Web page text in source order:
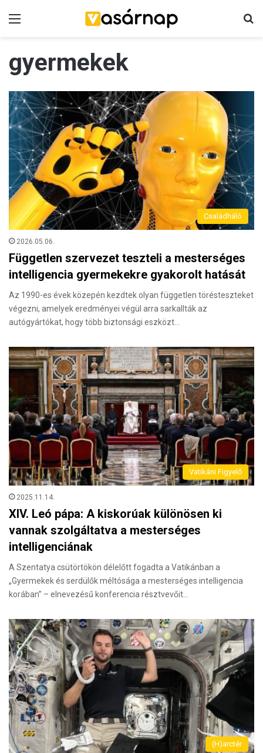
gyermekek
Családháló
2026.05.06.
Független szervezet teszteli a mesterséges
intelligencia gyermekekre gyakorolt hatását
Az 1990-es évek közepén kezdtek olyan független törésteszteket
végezni, amelyek eredményei végül arra sarkallták az
autógyártókat, hogy több biztonsági eszközt…
Vatikáni Figyelő
2025.11.14.
XIV. Leó pápa: A kiskorúak különösen ki
vannak szolgáltatva a mesterséges
intelligenciának
A Szentatya csütörtökön délelőtt fogadta a Vatikánban a
„Gyermekek és serdülők méltósága a mesterséges intelligencia
korában” – elnevezésű konferencia résztvevőit…
(H)arctér